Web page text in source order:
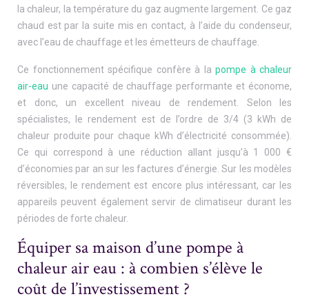
la chaleur, la température du gaz augmente largement. Ce gaz
chaud est par la suite mis en contact, à l’aide du condenseur,
avec l’eau de chauffage et les émetteurs de chauffage.
Ce fonctionnement spécifique confère à la pompe à chaleur
air-eau une capacité de chauffage performante et économe,
et donc, un excellent niveau de rendement. Selon les
spécialistes, le rendement est de l’ordre de 3/4 (3 kWh de
chaleur produite pour chaque kWh d’électricité consommée).
Ce qui correspond à une réduction allant jusqu’à 1 000 €
d’économies par an sur les factures d’énergie. Sur les modèles
réversibles, le rendement est encore plus intéressant, car les
appareils peuvent également servir de climatiseur durant les
périodes de forte chaleur.
Équiper sa maison d’une pompe à
chaleur air eau : à combien s’élève le
coût de l’investissement ?